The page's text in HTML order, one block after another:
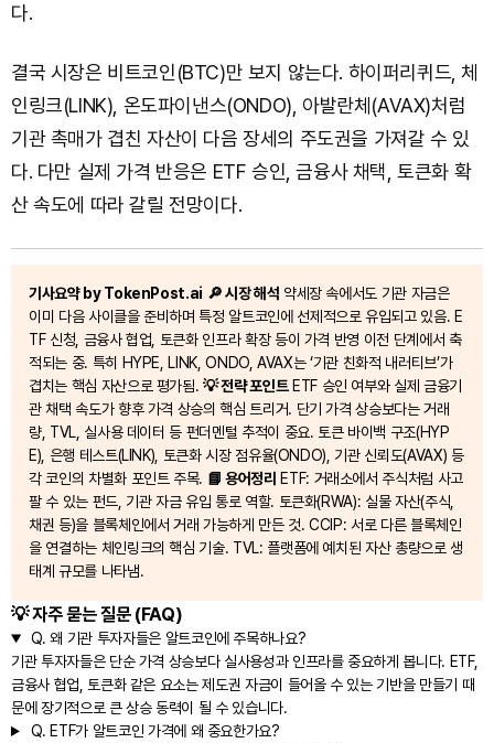
다.
결국 시장은 비트코인(BTC)만 보지 않는다. 하이퍼리퀴드, 체
인링크(LINK), 온도파이낸스(ONDO), 아발란체(AVAX)처럼
기관 촉매가 겹친 자산이 다음 장세의 주도권을 가져갈 수 있
다. 다만 실제 가격 반응은 ETF 승인, 금융사 채택, 토큰화 확
산 속도에 따라 갈릴 전망이다.
기사요약 by TokenPost.ai 🔎 시장 해석 약세장 속에서도 기관 자금은
이미 다음 사이클을 준비하며 특정 알트코인에 선제적으로 유입되고 있음. E
TF 신청, 금융사 협업, 토큰화 인프라 확장 등이 가격 반영 이전 단계에서 축
적되는 중. 특히 HYPE, LINK, ONDO, AVAX는 ‘기관 친화적 내러티브’가
겹치는 핵심 자산으로 평가됨.💡 전략 포인트ETF 승인 여부와 실제 금융기
관 채택 속도가 향후 가격 상승의 핵심 트리거. 단기 가격 상승보다는 거래
량, TVL, 실사용 데이터 등 펀더멘털 추적이 중요. 토큰 바이백 구조(HYP
E), 은행 테스트(LINK), 토큰화 시장 점유율(ONDO), 기관 신뢰도(AVAX) 등
각 코인의 차별화 포인트 주목. 📘 용어정리 ETF: 거래소에서 주식처럼 사고
팔 수 있는 펀드, 기관 자금 유입 통로 역할. 토큰화(RWA): 실물 자산(주식,
채권 등)을 블록체인에서 거래 가능하게 만든 것. CCIP: 서로 다른 블록체인
을 연결하는 체인링크의 핵심 기술. TVL: 플랫폼에 예치된 자산 총량으로 생
태계 규모를 나타냄.
💡 자주 묻는 질문 (FAQ)
Q. 왜 기관 투자자들은 알트코인에 주목하나요?
기관 투자자들은 단순 가격 상승보다 실사용성과 인프라를 중요하게 봅니다. ETF,
금융사 협업, 토큰화 같은 요소는 제도권 자금이 들어올 수 있는 기반을 만들기 때
문에 장기적으로 큰 상승 동력이 될 수 있습니다.
Q. ETF가 알트코인 가격에 왜 중요한가요?